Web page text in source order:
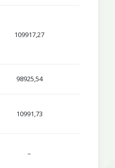
109917,27
98925,54
10991,73
–